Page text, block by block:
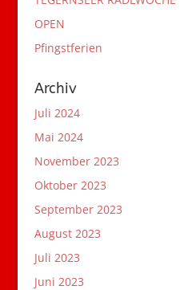
OPEN
Pfingstferien
Archiv
Juli 2024
Mai 2024
November 2023
Oktober 2023
September 2023
August 2023
Juli 2023
Juni 2023